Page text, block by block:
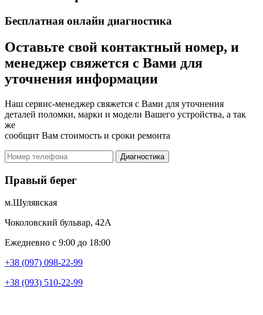
Бесплатная онлайн диагностика
Оставьте свой контактный номер, и
менеджер свяжется с Вами для
уточнения информации
Наш сервис-менеджер свяжется с Вами для уточнения
деталей поломки, марки и модели Вашего устройства, а так
же
сообщит Вам стоимость и сроки ремонта
Диагностика
Правый берег
м.Шулявская
Чоколовский бульвар, 42А
Ежедневно с 9:00 до 18:00
+38 (097) 098-22-99
+38 (093) 510-22-99